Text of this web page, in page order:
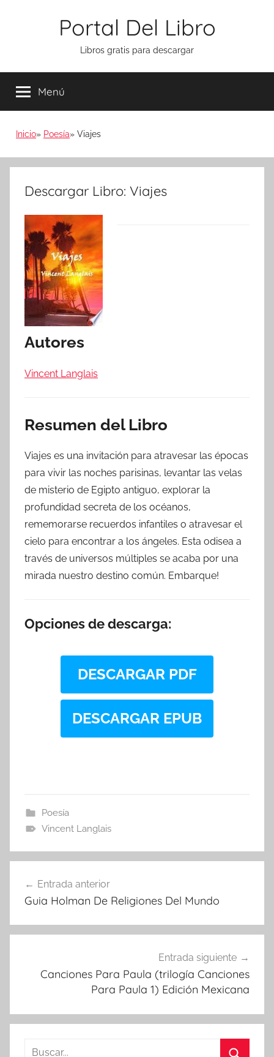
Portal Del Libro
Libros gratis para descargar
Menú
Inicio Poesía Viajes
Descargar Libro: Viajes
Autores
Vincent Langlais
Resumen del Libro
Viajes es una invitación para atravesar las épocas
para vivir las noches parisinas, levantar las velas
de misterio de Egipto antiguo, explorar la
profundidad secreta de los océanos,
rememorarse recuerdos infantiles o atravesar el
cielo para encontrar a los ángeles. Esta odisea a
través de universos múltiples se acaba por una
mirada nuestro destino común. Embarque!
Opciones de descarga:
DESCARGAR PDF
DESCARGAR EPUB
Poesía
Vincent Langlais
de
Entrada anterior
Guia Holman De Religiones Del Mundo
Entrada siguiente
Canciones Para Paula (trilogía Canciones
Para Paula 1) Edición Mexicana
Buscar: